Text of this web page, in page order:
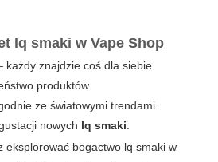
lq smaki w Vape Shop
znajdzie coś dla siebie.
produktów.
ze światowymi trendami.
nowych lq smaki
eksplorować bogactwo lq smaki w